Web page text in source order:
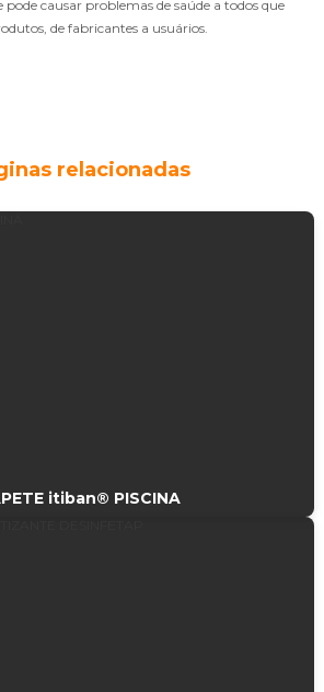
causar problemas de saúde a todos que
de fabricantes a usuários.
relacionadas
itiban® PISCINA